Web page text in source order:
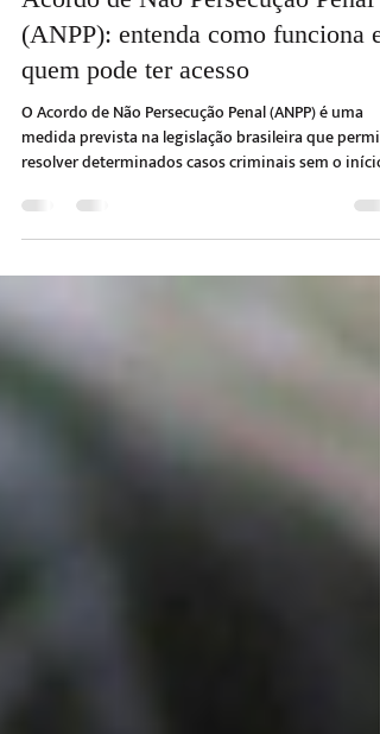
Garcia Campos Advogados Associados
May 28
2 min read
Acordo de Não Persecução Penal
(ANPP): entenda como funciona e
quem pode ter acesso
O Acordo de Não Persecução Penal (ANPP) é uma
medida prevista na legislação brasileira que permite
de uma ação penal.